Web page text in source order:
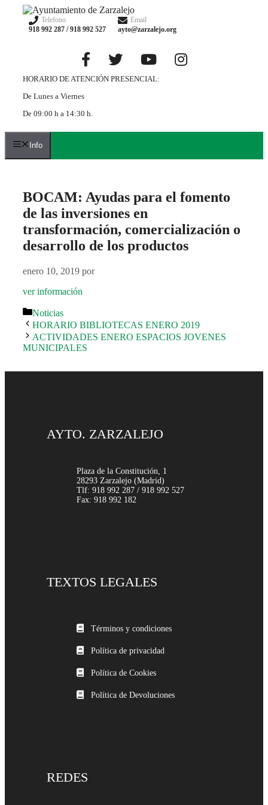
Saltar
contenido
Telefono
918 992 287 / 918 992 527
Email
ayto@zarzalejo.org
HORARIO DE ATENCIÓN PRESENCIAL:
De Lunes a Viernes
De 09:00 h a 14:30 h.
Info
BOCAM: Ayudas para el fomento
de las inversiones en
transformación, comercialización o
desarrollo de los productos
enero 10, 2019 por
ver información
Categorías
Noticias
HORARIO BIBLIOTECAS ENERO 2019
ACTIVIDADES ENERO ESPACIOS JOVENES
MUNICIPALES
AYTO. ZARZALEJO
Plaza de la Constitución, 1
28293 Zarzalejo (Madrid)
Tlf: 918 992 287 / 918 992 527
Fax: 918 992 182
TEXTOS LEGALES
Términos y condiciones
Política de privacidad
Política de Cookies
Política de Devoluciones
REDES